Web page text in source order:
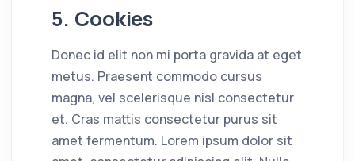
5. Cookies
Donec id elit non mi porta gravida at eget
metus. Praesent commodo cursus
magna, vel scelerisque nisl consectetur
et. Cras mattis consectetur purus sit
amet fermentum. Lorem ipsum dolor sit